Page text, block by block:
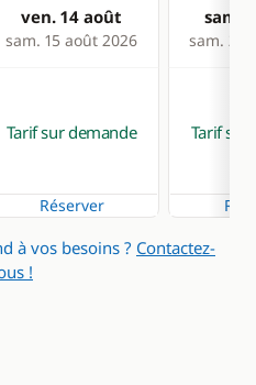
ven. 14 août
sam. 15 août 2026
sam.
sam. 22
Tarif sur demande
Réserver
Tarif sur
à vos besoins ? Contactez-
!